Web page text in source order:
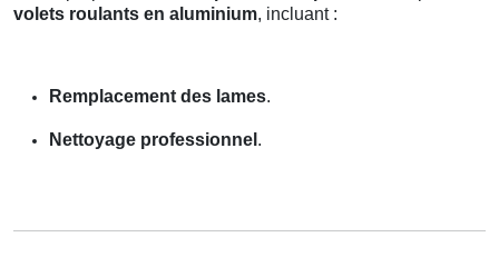
volets roulants en aluminium, incluant :
Remplacement des lames.
Nettoyage professionnel .